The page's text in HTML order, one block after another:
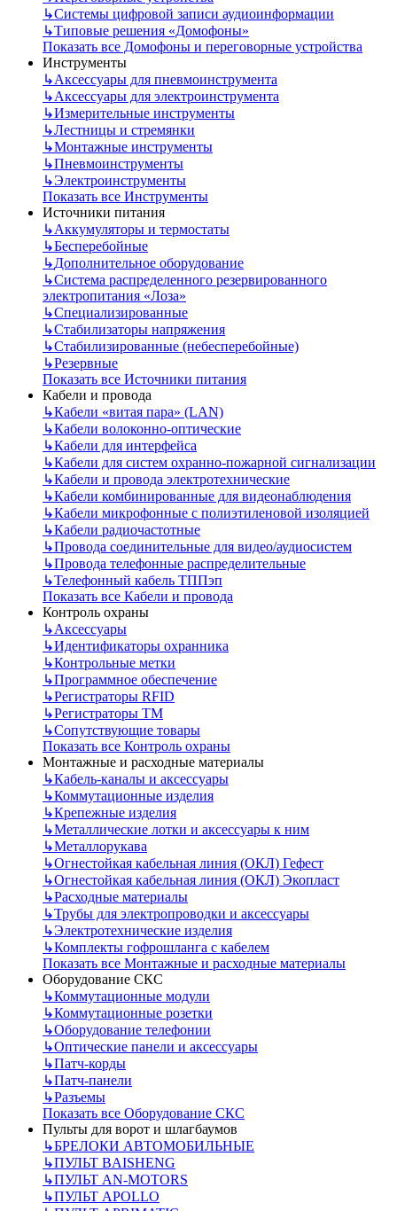
↳Системы цифровой записи аудиоинформации
↳Типовые решения «Домофоны»
Показать все Домофоны и переговорные устройства
Инструменты
↳Аксессуары для пневмоинструмента
↳Аксессуары для электроинструмента
↳Измерительные инструменты
↳Лестницы и стремянки
↳Монтажные инструменты
↳Пневмоинструменты
↳Электроинструменты
Показать все Инструменты
Источники питания
↳Аккумуляторы и термостаты
↳Бесперебойные
↳Дополнительное оборудование
↳Система распределенного резервированного
электропитания «Лоза»
↳Специализированные
↳Стабилизаторы напряжения
↳Стабилизированные (небесперебойные)
↳Резервные
Показать все Источники питания
Кабели и провода
↳Кабели «витая пара» (LAN)
↳Кабели волоконно-оптические
↳Кабели для интерфейса
↳Кабели для систем охранно-пожарной сигнализации
↳Кабели и провода электротехнические
↳Кабели комбинированные для видеонаблюдения
↳Кабели микрофонные с полиэтиленовой изоляцией
↳Кабели радиочастотные
↳Провода соединительные для видео/аудиосистем
↳Провода телефонные распределительные
↳Телефонный кабель ТППэп
Показать все Кабели и провода
Контроль охраны
↳Аксессуары
↳Идентификаторы охранника
↳Контрольные метки
↳Программное обеспечение
↳Регистраторы RFID
↳Регистраторы ТМ
↳Сопутствующие товары
Показать все Контроль охраны
Монтажные и расходные материалы
↳Кабель-каналы и аксессуары
↳Коммутационные изделия
↳Крепежные изделия
↳Металлические лотки и аксессуары к ним
↳Металлорукава
↳Огнестойкая кабельная линия (ОКЛ) Гефест
↳Огнестойкая кабельная линия (ОКЛ) Экопласт
↳Расходные материалы
↳Трубы для электропроводки и аксессуары
↳Электротехнические изделия
↳Комплекты гофрошланга с кабелем
Показать все Монтажные и расходные материалы
Оборудование СКС
↳Коммутационные модули
↳Коммутационные розетки
↳Оборудование телефонии
↳Оптические панели и аксессуары
↳Патч-корды
↳Патч-панели
↳Разъемы
Показать все Оборудование СКС
Пульты для ворот и шлагбаумов
↳БРЕЛОКИ АВТОМОБИЛЬНЫЕ
↳ПУЛЬТ BAISHENG
↳ПУЛЬТ AN-MOTORS
↳ПУЛЬТ APOLLO